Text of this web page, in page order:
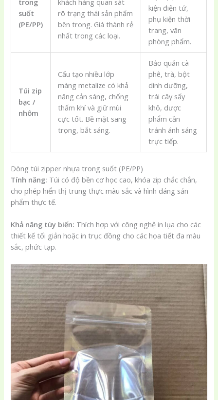
trong
suốt
(PE/PP)
khách hàng quan sát
rõ trạng thái sản phẩm
bên trong. Giá thành rẻ
nhất trong các loại.
kiện điện tử,
phụ kiện thời
trang, văn
phòng phẩm.
Túi zip
bạc /
nhôm
Cấu tạo nhiều lớp
màng metalize có khả
năng cản sáng, chống
thấm khí và giữ mùi
cực tốt. Bề mặt sang
trọng, bắt sáng.
Bảo quản cà
phê, trà, bột
dinh dưỡng,
trái cây sấy
khô, dược
phẩm cần
tránh ánh sáng
trực tiếp.
Dòng túi zipper nhựa trong suốt (PE/PP)
Tính năng: Túi có độ bền cơ học cao, khóa zip chắc chắn,
cho phép hiển thị trung thực màu sắc và hình dáng sản
phẩm thực tế.
Khả năng tùy biến: Thích hợp với công nghệ in lụa cho các
thiết kế tối giản hoặc in trục đồng cho các họa tiết đa màu
sắc, phức tạp.